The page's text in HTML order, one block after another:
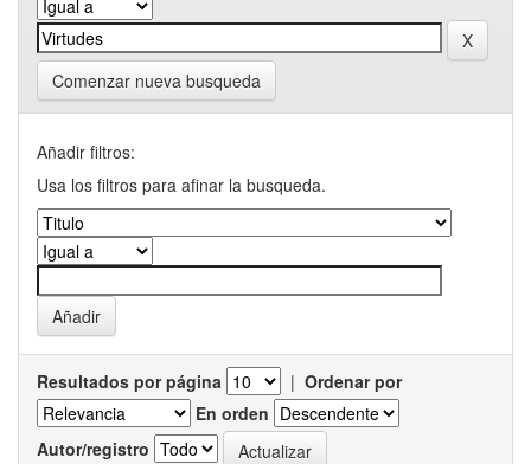
Comenzar nueva busqueda
Añadir filtros:
Usa los filtros para afinar la busqueda.
Resultados por página | Ordenar por
En orden
Autor/registro